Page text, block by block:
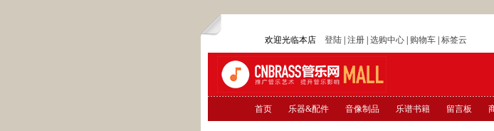
欢迎光临本店 登陆| 注册| 选购中心| 购物车| 标签云
首页 乐器&配件 音像制品 乐谱书籍 留言板